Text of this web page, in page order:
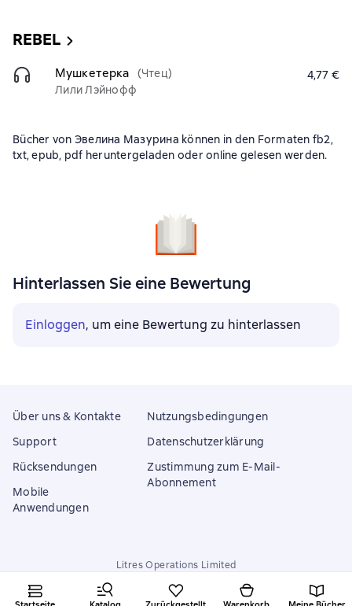
REBEL
Мушкетерка
(Чтец)
Лили Лэйнофф
4,77 €
Bücher von Эвелина Мазурина können in den Formaten fb2,
txt, epub, pdf heruntergeladen oder online gelesen werden.
Hinterlassen Sie eine Bewertung
Einloggen, um eine Bewertung zu hinterlassen
Über uns & Kontakte
Support
Rücksendungen
Mobile
Anwendungen
Nutzungsbedingungen
Datenschutzerklärung
Zustimmung zum E-Mail-
Abonnement
Litres Operations Limited